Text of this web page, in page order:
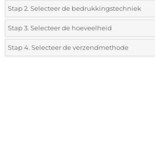
Stap 2. Selecteer de bedrukkingstechniek
*Selecteer de bedrukking en kleuren van het logo:
Doming (Voorkant)
Stap 3. Selecteer de hoeveelheid
*Selecteer uit de lijst of voeg het gewenste aantal in
Stap 4. Selecteer de verzendmethode